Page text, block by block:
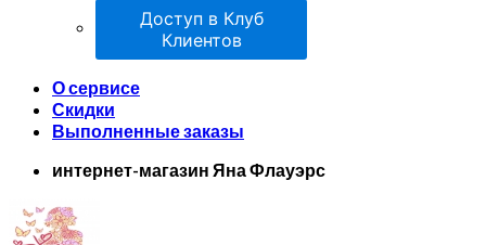
Доступ в Клуб
Клиентов
О сервисе
Скидки
Выполненные заказы
интернет-магазин Яна Флауэрс